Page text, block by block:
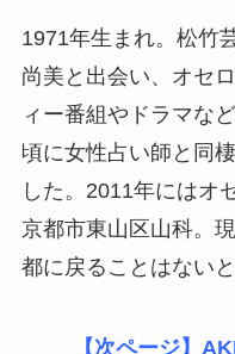
1971年生まれ。松竹
尚美と出会い、オセ
ィー番組やドラマな
頃に女性占い師と同
した。2011年にはオ
京都市東山区山科。
都に戻ることはない
【次ページ】